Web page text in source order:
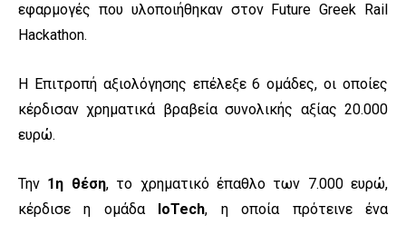
εφαρμογές που υλοποιήθηκαν στον Future Greek Rail
Hackathon.
Η Επιτροπή αξιολόγησης επέλεξε 6 ομάδες, οι οποίες
κέρδισαν χρηματικά βραβεία συνολικής αξίας 20.000
ευρώ.
Την 1η θέση, το χρηματικό έπαθλο των 7.000 ευρώ,
κέρδισε η ομάδα
IoTech, η οποία πρότεινε ένα